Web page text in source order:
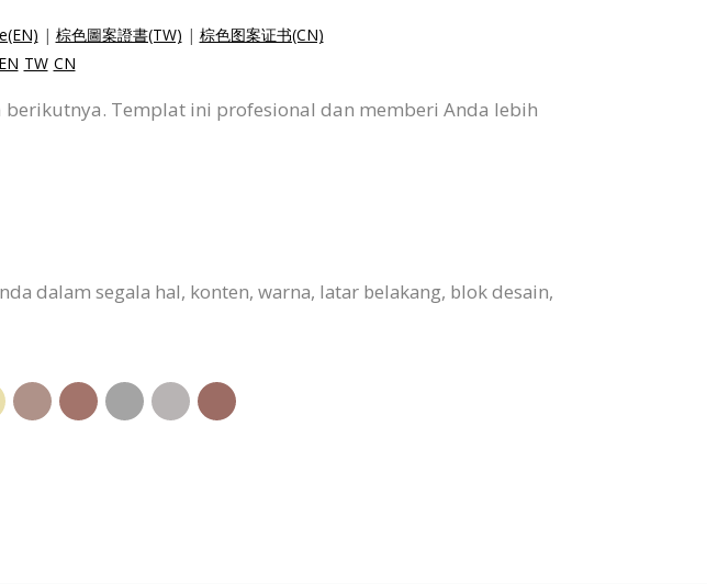
| 棕色圖案證書(TW) | 棕色图案证书(CN)
EN TW CN
Templat ini profesional dan memberi Anda lebih
dalam segala hal, konten, warna, latar belakang, blok desain,